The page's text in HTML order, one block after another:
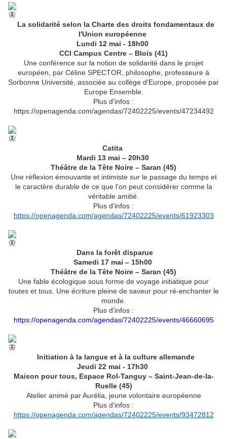
La solidarité selon la Charte des droits fondamentaux de
l'Union européenne
Lundi 12 mai - 18h00
CCI Campus Centre – Blois (41)
Une conférence sur la notion de solidarité dans le projet
européen, par Céline SPECTOR, philosophe, professeure à
Sorbonne Université, associée au collège d'Europe, proposée par
Europe Ensemble.
Plus d'infos :
https://openagenda.com/agendas/72402225/events/47234492
Catita
Mardi 13 mai – 20h30
Théâtre de la Tête Noire – Saran (45)
Une réflexion émouvante et intimiste sur le passage du temps et
le caractère durable de ce que l'on peut considérer comme la
véritable amitié.
Plus d'infos :
https://openagenda.com/agendas/72402225/events/61923303
Dans la forêt disparue
Samedi 17 mai – 15h00
Théâtre de la Tête Noire – Saran (45)
Une fable écologique sous forme de voyage initiatique pour
toutes et tous. Une écriture pleine de saveur pour ré-enchanter le
monde.
Plus d'infos :
https://openagenda.com/agendas/72402225/events/46660695
Initiation à la langue et à la culture allemande
Jeudi 22 mai - 17h30
Maison pour tous, Espace Rol-Tanguy – Saint-Jean-de-la-
Ruelle (45)
Atelier animé par Aurélia, jeune volontaire européenne
Plus d'infos :
https://openagenda.com/agendas/72402225/events/93472812